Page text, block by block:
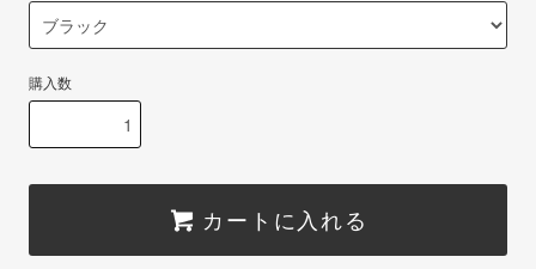
購入数
カートに入れる